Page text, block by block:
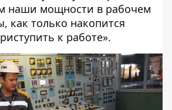
наши мощности в рабочем
как только накопится
к работе».